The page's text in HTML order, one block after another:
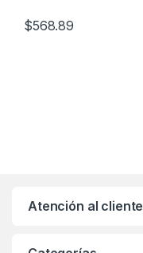
$568.89
Atención al cliente